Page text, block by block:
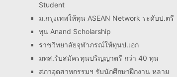
Student
ม.กรุงเทพให้ทุน ASEAN Network ระดับป.ตรี
ทุน Anand Scholarship
ราชวิทยาลัยจุฬาภรณ์ให้ทุนป.เอก
มทส.รับสมัครทุนปริญญาตรี กว่า 40 ทุน
สภาอุตสาหกรรมฯ รับนักศึกษาฝึกงาน หลาย